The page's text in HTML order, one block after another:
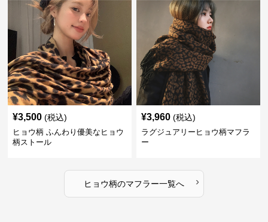
¥3,500 (税込)
ヒョウ柄 ふんわり優美なヒョウ
柄ストール
¥3,960 (税込)
ラグジュアリーヒョウ柄マフラ
ー
ヒョウ柄のマフラー一覧へ ›